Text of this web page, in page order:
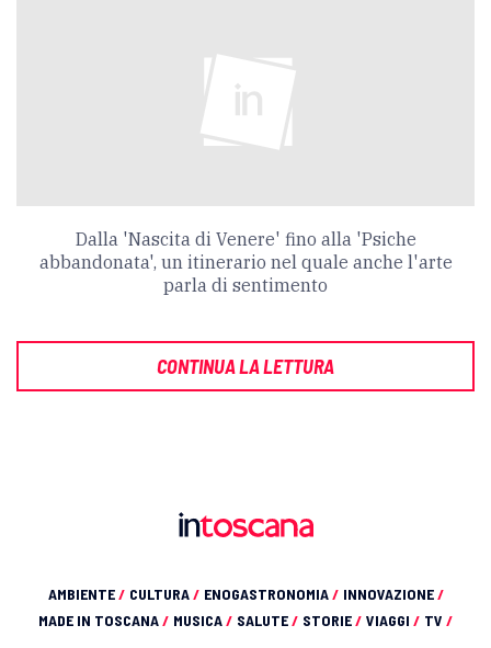
Dalla 'Nascita di Venere' fino alla 'Psiche
abbandonata', un itinerario nel quale anche l'arte
parla di sentimento
CONTINUA LA LETTURA
AMBIENTE/ CULTURA/ ENOGASTRONOMIA/ INNOVAZIONE/
MADE IN TOSCANA/ MUSICA/ SALUTE/ STORIE/ VIAGGI / TV /